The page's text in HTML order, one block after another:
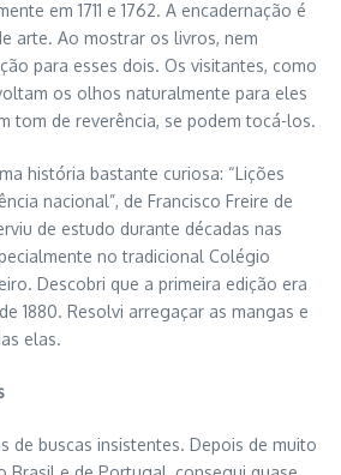
em 1711 e 1762. A encadernação é
arte. Ao mostrar os livros, nem
para esses dois. Os visitantes, como
os olhos naturalmente para eles
tom de reverência, se podem tocá-los.
história bastante curiosa: “Lições
nacional”, de Francisco Freire de
de estudo durante décadas nas
no tradicional Colégio
Descobri que a primeira edição era
1880. Resolvi arregaçar as mangas e
elas.
de buscas insistentes. Depois de muito